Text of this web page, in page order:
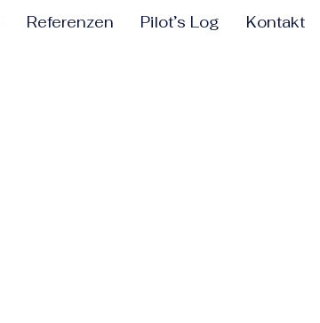
Referenzen Pilot’s Log Kontakt